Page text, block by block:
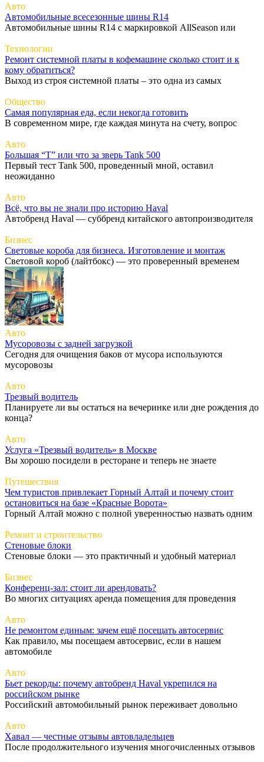
Авто
Автомобильные всесезонные шины R14
Автомобильные шины R14 с маркировкой AllSeason или
Технологии
Ремонт системной платы в кофемашине сколько стоит и к
кому обратиться?
Выход из строя системной платы – это одна из самых
Общество
Самая популярная еда, если некогда готовить
В современном мире, где каждая минута на счету, вопрос
Авто
Большая “Т” или что за зверь Tank 500
Первый тест Tank 500, проведенный мной, оставил
неожиданно
Авто
Всё, что вы не знали про историю Haval
Автобренд Haval — суббренд китайского автопроизводителя
Бизнес
Световые короба для бизнеса. Изготовление и монтаж
Световой короб (лайтбокс) — это проверенный временем
Авто
Мусоровозы с задней загрузкой
Сегодня для очищения баков от мусора используются
мусоровозы
Авто
Трезвый водитель
Планируете ли вы остаться на вечеринке или дне рождения до
конца?
Авто
Услуга «Трезвый водитель» в Москве
Вы хорошо посидели в ресторане и теперь не знаете
Путешествия
Чем туристов привлекает Горный Алтай и почему стоит
остановиться на базе «Красные Ворота»
Горный Алтай можно с полной уверенностью назвать одним
Ремонт и строительство
Стеновые блоки
Стеновые блоки — это практичный и удобный материал
Бизнес
Конференц-зал: стоит ли арендовать?
Во многих ситуациях аренда помещения для проведения
Авто
Не ремонтом единым: зачем ещё посещать автосервис
Как правило, мы посещаем автосервис, если в нашем
автомобиле
Авто
Бьет рекорды: почему автобренд Haval укрепился на
российском рынке
Российский автомобильный рынок переживает довольно
Авто
Хавал — честные отзывы автовладельцев
После продолжительного изучения многочисленных отзывов